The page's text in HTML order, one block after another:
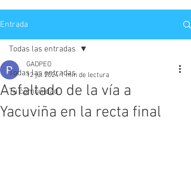
Entrada
Todas las entradas
Tu comunidad
Todas las entradas
Asfaltado de la vía a
Yacuviña en la recta final
GADPEO
12 jul 2024 1 min de lectura